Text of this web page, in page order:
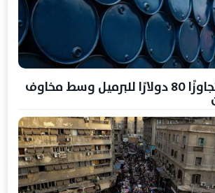
النفط يرتفع متجاوزًا 80 دولارًا للبرميل وسط مخاوف